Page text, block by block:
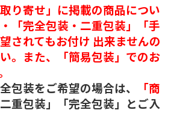
り寄せ」に掲載の商品につい
「完全包装・二重包装」「手
されてもお付け 出来ませんの
。また、「簡易包装」でのお
包装をご希望の場合は、
「商
重包装」「完全包装」とご入